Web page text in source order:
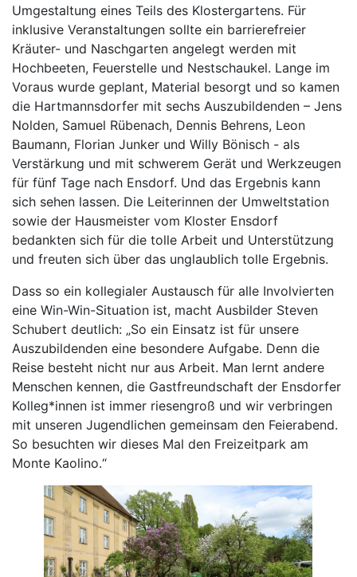
Umgestaltung eines Teils des Klostergartens. Für
inklusive Veranstaltungen sollte ein barrierefreier
Kräuter- und Naschgarten angelegt werden mit
Hochbeeten, Feuerstelle und Nestschaukel. Lange im
Voraus wurde geplant, Material besorgt und so kamen
die Hartmannsdorfer mit sechs Auszubildenden – Jens
Nolden, Samuel Rübenach, Dennis Behrens, Leon
Baumann, Florian Junker und Willy Bönisch - als
Verstärkung und mit schwerem Gerät und Werkzeugen
für fünf Tage nach Ensdorf. Und das Ergebnis kann
sich sehen lassen. Die Leiterinnen der Umweltstation
sowie der Hausmeister vom Kloster Ensdorf
bedankten sich für die tolle Arbeit und Unterstützung
und freuten sich über das unglaublich tolle Ergebnis.
Dass so ein kollegialer Austausch für alle Involvierten
eine Win-Win-Situation ist, macht Ausbilder Steven
Schubert deutlich: „So ein Einsatz ist für unsere
Auszubildenden eine besondere Aufgabe. Denn die
Reise besteht nicht nur aus Arbeit. Man lernt andere
Menschen kennen, die Gastfreundschaft der Ensdorfer
Kolleg*innen ist immer riesengroß und wir verbringen
mit unseren Jugendlichen gemeinsam den Feierabend.
So besuchten wir dieses Mal den Freizeitpark am
Monte Kaolino.“